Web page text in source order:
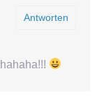
Antworten